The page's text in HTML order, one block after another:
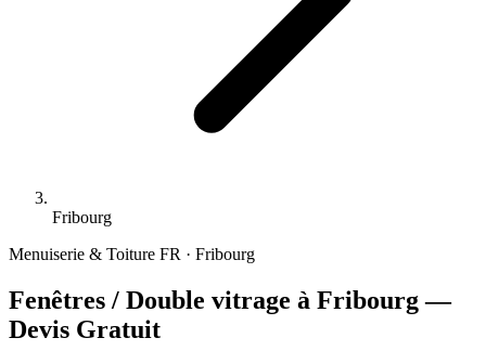
Fribourg
Menuiserie & Toiture FR · Fribourg
Fenêtres / Double vitrage à Fribourg —
Devis Gratuit